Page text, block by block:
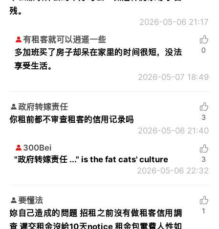
残。
2026-05-06 21:17
有租客就可以逍遥一些
多加班买了房子却呆在家里的时间很短，没法
享受生活。
2026-05-07 18:49
0
政府转嫁责任
你租前都不审查租客的信用记录吗
2026-05-06 21:40
3
300Bei
"政府转嫁责任 ..." is the fat cats' culture
2026-05-06 22:32
3
要懂法
妳自己造成的問題 招租之前沒有做租客信用調
查 遲交租金沒給10天notice 租金包電費人性如
1